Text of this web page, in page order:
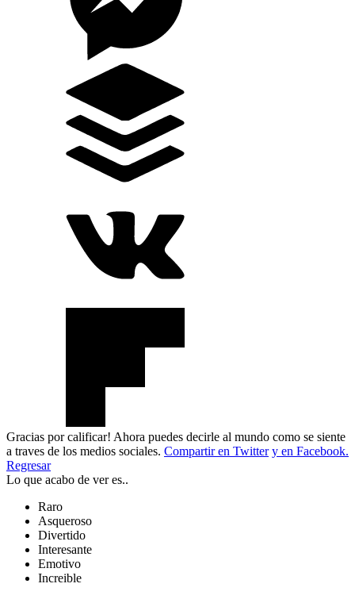
Gracias por calificar! Ahora puedes decirle al mundo como se siente
a traves de los medios sociales. Compartir en Twitter y en Facebook.
Regresar
Lo que acabo de ver es..
Raro
Asqueroso
Divertido
Interesante
Emotivo
Increible